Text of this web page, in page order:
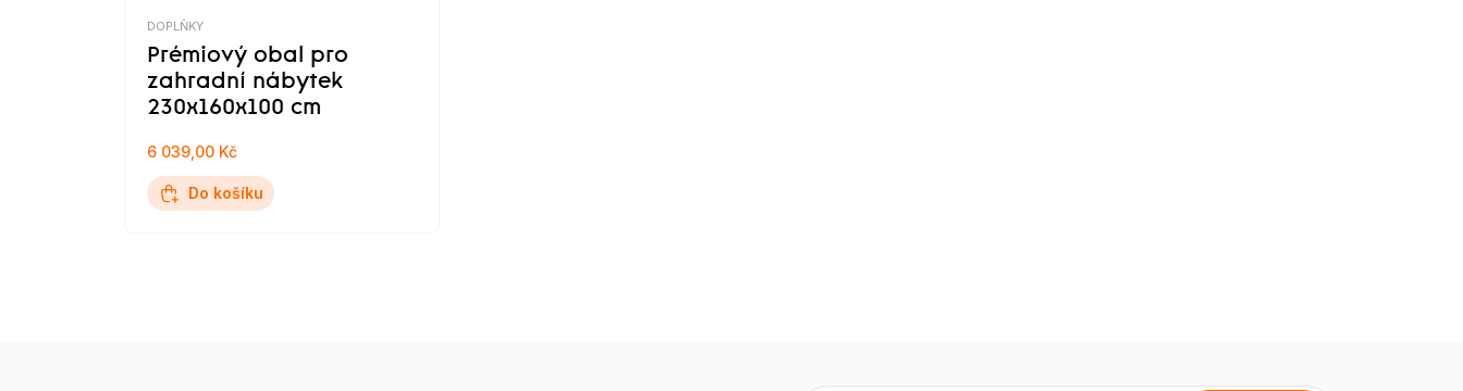
DOPLŇKY
Prémiový obal pro
zahradní nábytek
230x160x100 cm
6 039,00 Kč
Do košíku